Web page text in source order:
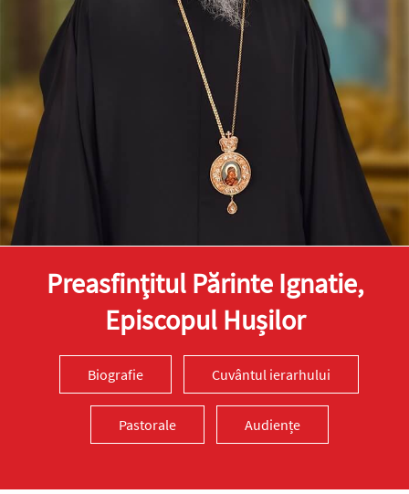
Preasfinţitul Părinte Ignatie,
Episcopul Hușilor
Biografie Cuvântul ierarhului
Pastorale Audiențe